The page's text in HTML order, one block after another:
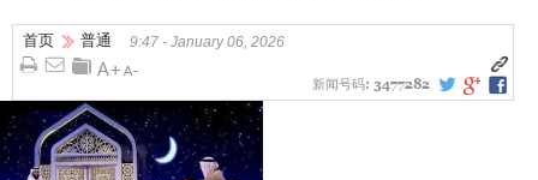
首页 普通 9:47 - January 06, 2026
新闻号码: 3477282